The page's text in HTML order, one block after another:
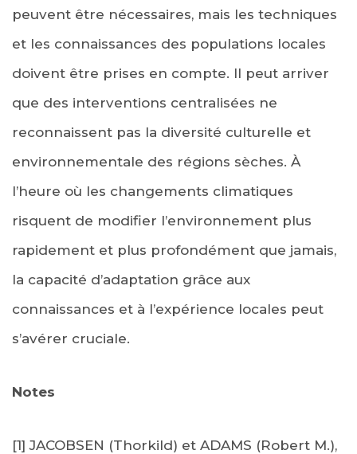
peuvent être nécessaires, mais les techniques
et les connaissances des populations locales
doivent être prises en compte. Il peut arriver
que des interventions centralisées ne
reconnaissent pas la diversité culturelle et
environnementale des régions sèches. À
l’heure où les changements climatiques
risquent de modifier l’environnement plus
rapidement et plus profondément que jamais,
la capacité d’adaptation grâce aux
connaissances et à l’expérience locales peut
s’avérer cruciale.
Notes
[1] JACOBSEN (Thorkild) et ADAMS (Robert M.),